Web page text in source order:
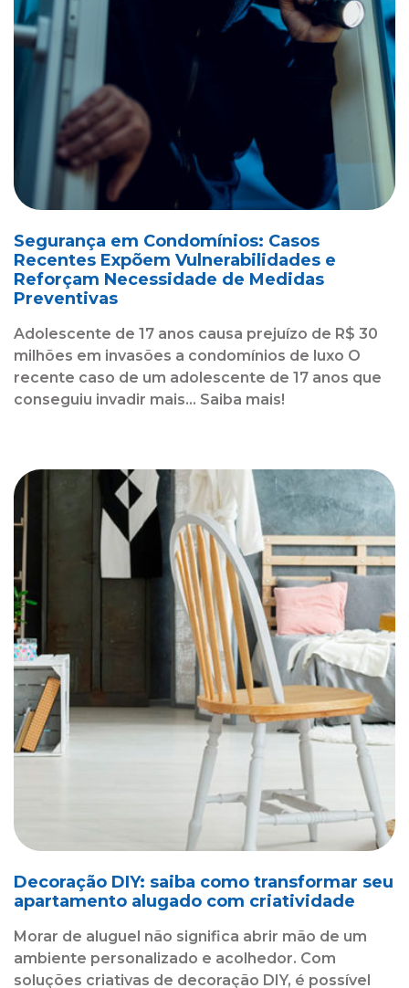
Segurança em Condomínios: Casos
Recentes Expõem Vulnerabilidades e
Reforçam Necessidade de Medidas
Preventivas
Adolescente de 17 anos causa prejuízo de R$ 30
milhões em invasões a condomínios de luxo O
recente caso de um adolescente de 17 anos que
conseguiu invadir mais... Saiba mais!
Decoração DIY: saiba como transformar seu
apartamento alugado com criatividade
Morar de aluguel não significa abrir mão de um
ambiente personalizado e acolhedor. Com
soluções criativas de decoração DIY, é possível